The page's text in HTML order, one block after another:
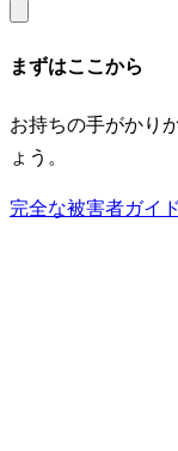
まずはここから
お持ちの手がかり
ょう。
完全な被害者ガイ